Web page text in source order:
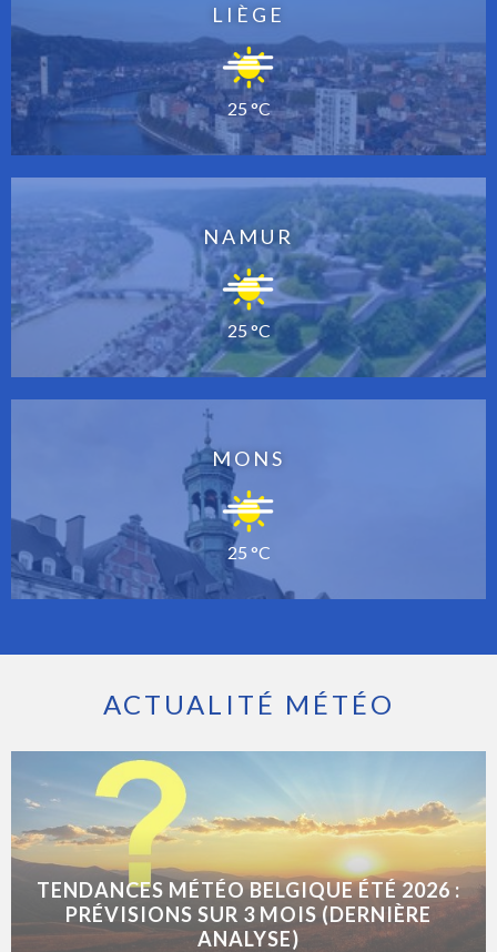
LIÈGE
25 °C
NAMUR
25 °C
MONS
25 °C
ACTUALITÉ MÉTÉO
TENDANCES MÉTÉO BELGIQUE ÉTÉ 2026 :
PRÉVISIONS SUR 3 MOIS (DERNIÈRE
ANALYSE)